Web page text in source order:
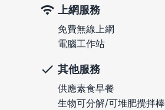
上網服務
免費無線上網
電腦工作站
其他服務
供應素食早餐
生物可分解/可堆肥攪拌棒